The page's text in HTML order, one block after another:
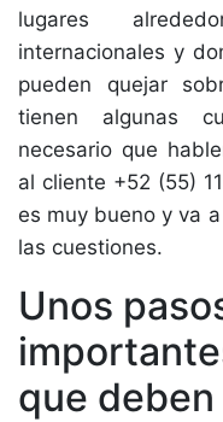
lugares
internacionales y
pueden quejar
tienen algunas
necesario que
al cliente +52 (55)
es muy bueno y va
las cuestiones.
Unos
que deben